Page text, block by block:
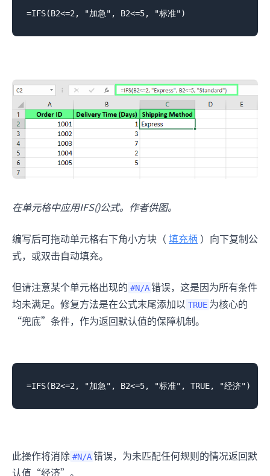
在单元格中应用IFS()公式。作者供图。
编写后可拖动单元格右下角小方块（ 填充柄 ）向下复制公
式，或双击自动填充。
但请注意某个单元格出现的 #N/A 错误，这是因为所有条件
均未满足。修复方法是在公式末尾添加以 TRUE 为核心的
“兜底”条件，作为返回默认值的保障机制。
此操作将消除 #N/A 错误，为未匹配任何规则的情况返回默
认值“经济”。